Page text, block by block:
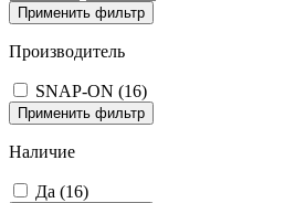
Применить фильтр
Производитель
SNAP-ON (16)
Применить фильтр
Наличие
Да (16)